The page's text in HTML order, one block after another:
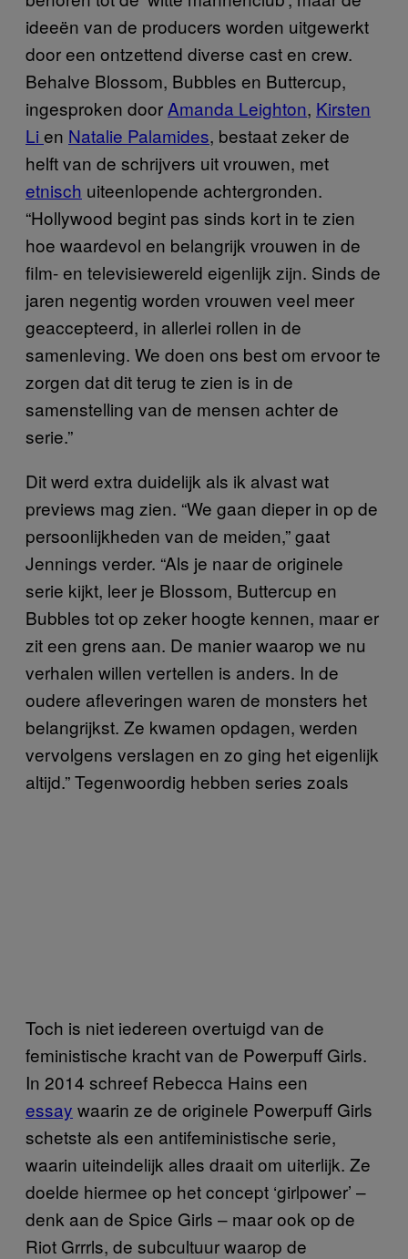
ideeën van de producers worden uitgewerkt
door een ontzettend diverse cast en crew.
Behalve Blossom, Bubbles en Buttercup,
ingesproken door Amanda Leighton, Kirsten
Li en Natalie Palamides, bestaat zeker de
helft van de schrijvers uit vrouwen, met
etnisch uiteenlopende achtergronden.
“Hollywood begint pas sinds kort in te zien
hoe waardevol en belangrijk vrouwen in de
film- en televisiewereld eigenlijk zijn. Sinds de
jaren negentig worden vrouwen veel meer
geaccepteerd, in allerlei rollen in de
samenleving. We doen ons best om ervoor te
zorgen dat dit terug te zien is in de
samenstelling van de mensen achter de
serie.”
Dit werd extra duidelijk als ik alvast wat
previews mag zien. “We gaan dieper in op de
persoonlijkheden van de meiden,” gaat
Jennings verder. “Als je naar de originele
serie kijkt, leer je Blossom, Buttercup en
Bubbles tot op zeker hoogte kennen, maar er
zit een grens aan. De manier waarop we nu
verhalen willen vertellen is anders. In de
oudere afleveringen waren de monsters het
belangrijkst. Ze kwamen opdagen, werden
vervolgens verslagen en zo ging het eigenlijk
altijd.” Tegenwoordig hebben series zoals
Toch is niet iedereen overtuigd van de
feministische kracht van de Powerpuff Girls.
In 2014 schreef Rebecca Hains een
essay waarin ze de originele Powerpuff Girls
schetste als een antifeministische serie,
waarin uiteindelijk alles draait om uiterlijk. Ze
doelde hiermee op het concept ‘girlpower’ –
denk aan de Spice Girls – maar ook op de
Riot Grrrls, de subcultuur waarop de